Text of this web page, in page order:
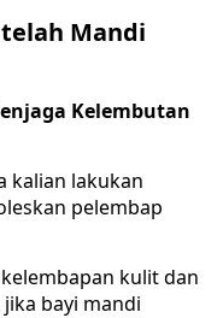
Mandi
Kelembutan
kalian lakukan
pelembap
kulit dan
bayi mandi